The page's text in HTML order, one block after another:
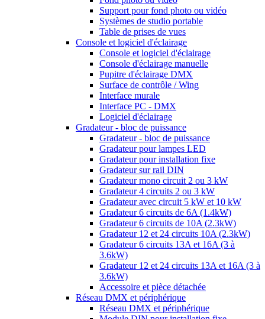
Support pour fond photo ou vidéo
Systèmes de studio portable
Table de prises de vues
Console et logiciel d'éclairage
Console et logiciel d'éclairage
Console d'éclairage manuelle
Pupitre d'éclairage DMX
Surface de contrôle / Wing
Interface murale
Interface PC - DMX
Logiciel d'éclairage
Gradateur - bloc de puissance
Gradateur - bloc de puissance
Gradateur pour lampes LED
Gradateur pour installation fixe
Gradateur sur rail DIN
Gradateur mono circuit 2 ou 3 kW
Gradateur 4 circuits 2 ou 3 kW
Gradateur avec circuit 5 kW et 10 kW
Gradateur 6 circuits de 6A (1.4kW)
Gradateur 6 circuits de 10A (2.3kW)
Gradateur 12 et 24 circuits 10A (2.3kW)
Gradateur 6 circuits 13A et 16A (3 à
3.6kW)
Gradateur 12 et 24 circuits 13A et 16A (3 à
3.6kW)
Accessoire et pièce détachée
Réseau DMX et périphérique
Réseau DMX et périphérique